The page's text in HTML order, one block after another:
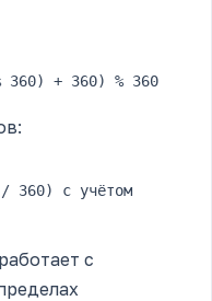
360) + 360) % 360
360) с учётом
с